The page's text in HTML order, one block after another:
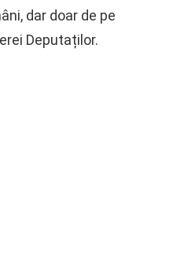
dar doar de pe
Deputaților.